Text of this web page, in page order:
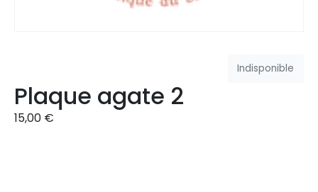
Indisponible
Plaque agate 2
15,00 €